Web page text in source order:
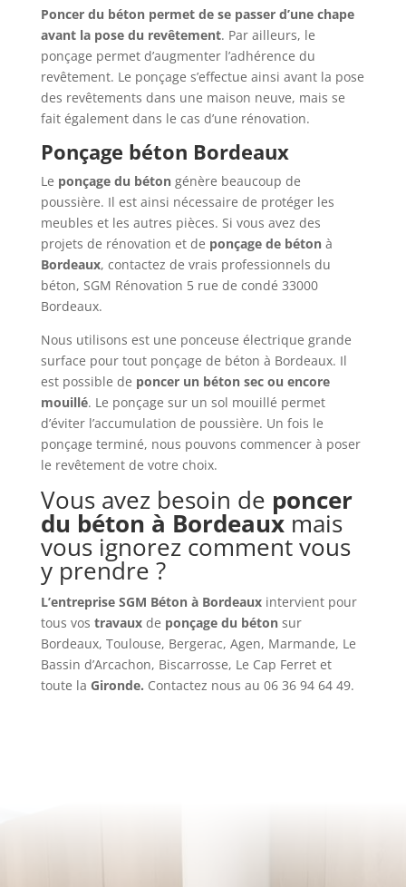
Poncer du béton permet de se passer d’une chape
avant la pose du revêtement. Par ailleurs, le
ponçage permet d’augmenter l’adhérence du
revêtement. Le ponçage s’effectue ainsi avant la pose
des revêtements dans une maison neuve, mais se
fait également dans le cas d’une rénovation.
Ponçage béton Bordeaux
Le ponçage du béton génère beaucoup de
poussière. Il est ainsi nécessaire de protéger les
meubles et les autres pièces. Si vous avez des
projets de rénovation et de ponçage de bétonà
Bordeaux, contactez de vrais professionnels du
béton, SGM Rénovation 5 rue de condé 33000
Bordeaux.
Nous utilisons est une ponceuse électrique grande
surface pour tout ponçage de béton à Bordeaux. Il
est possible de poncer un béton sec ou encore
mouillé. Le ponçage sur un sol mouillé permet
d’éviter l’accumulation de poussière. Un fois le
ponçage terminé, nous pouvons commencer à poser
le revêtement de votre choix.
Vous avez besoin de poncer
du béton à Bordeauxmais
vous ignorez comment vous
y prendre ?
L’entreprise SGM Béton à Bordeauxintervient pour
tous vos travauxde ponçage du béton sur
Bordeaux, Toulouse, Bergerac, Agen, Marmande, Le
Bassin d’Arcachon, Biscarrosse, Le Cap Ferret et
toute la Gironde. Contactez nous au 06 36 94 64 49.